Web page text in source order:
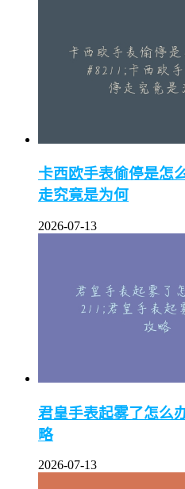
卡西欧手表偷停是怎
走究竟是为何
2026-07-13
君皇手表起雾了怎么
略
2026-07-13